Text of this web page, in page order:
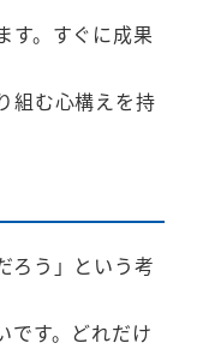
す。すぐに成果
組む心構えを持
ろう」という考
です。どれだけ